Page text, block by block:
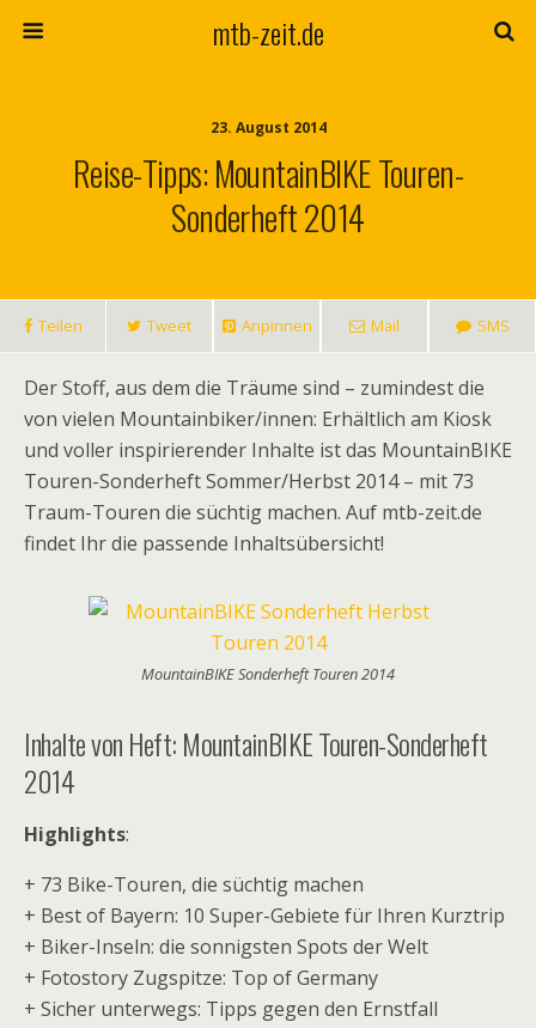
mtb-zeit.de
23. August 2014
Reise-Tipps: MountainBIKE Touren-
Sonderheft 2014
Teilen Tweet Anpinnen Mail SMS
Der Stoff, aus dem die Träume sind – zumindest die
von vielen Mountainbiker/innen: Erhältlich am Kiosk
und voller inspirierender Inhalte ist das MountainBIKE
Touren-Sonderheft Sommer/Herbst 2014 – mit 73
Traum-Touren die süchtig machen. Auf mtb-zeit.de
findet Ihr die passende Inhaltsübersicht!
MountainBIKE Sonderheft Touren 2014
Inhalte von Heft: MountainBIKE Touren-Sonderheft
2014
Highlights:
+ 73 Bike-Touren, die süchtig machen
+ Best of Bayern: 10 Super-Gebiete für Ihren Kurztrip
+ Biker-Inseln: die sonnigsten Spots der Welt
+ Fotostory Zugspitze: Top of Germany
+ Sicher unterwegs: Tipps gegen den Ernstfall